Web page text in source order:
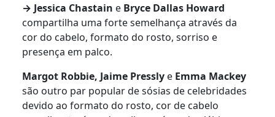
→ Jessica Chastain e Bryce Dallas Howard
compartilha uma forte semelhança através da
cor do cabelo, formato do rosto, sorriso e
presença em palco.
Margot Robbie, Jaime Pressly e Emma Mackey
são outro par popular de sósias de celebridades
devido ao formato do rosto, cor de cabelo